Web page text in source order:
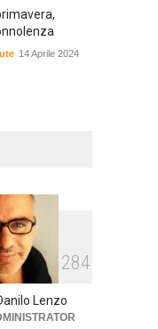
14 Aprile 2024
del buio?
1 Aprile 2024284
Lenzo